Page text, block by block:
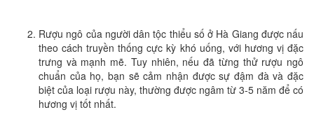
Rượu ngô của người dân tộc thiểu số ở Hà Giang được nấu
theo cách truyền thống cực kỳ khó uống, với hương vị đặc
trưng và mạnh mẽ. Tuy nhiên, nếu đã từng thử rượu ngô
chuẩn của họ, bạn sẽ cảm nhận được sự đậm đà và đặc
biệt của loại rượu này, thường được ngâm từ 3-5 năm để có
hương vị tốt nhất.